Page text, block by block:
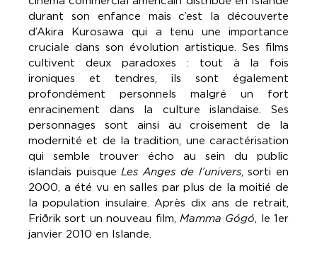
durant son enfance mais c’est la découverte
d’Akira Kurosawa qui a tenu une importance
cruciale dans son évolution artistique. Ses films
cultivent deux paradoxes : tout à la fois
ironiques et tendres, ils sont également
profondément personnels malgré un fort
enracinement dans la culture islandaise. Ses
personnages sont ainsi au croisement de la
modernité et de la tradition, une caractérisation
qui semble trouver écho au sein du public
islandais puisqueLes Anges de l’univers, sorti en
2000, a été vu en salles par plus de la moitié de
la population insulaire. Après dix ans de retrait,
Friðrik sort un nouveau film, Mamma Gógó, le 1er
janvier 2010 en Islande.